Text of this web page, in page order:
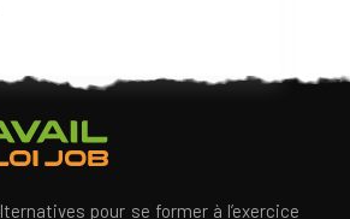
pour se former à l’exercice